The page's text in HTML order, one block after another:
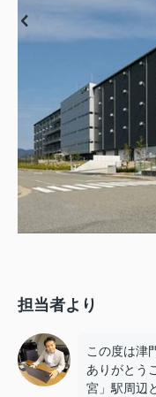
担当者より
この度は津
ありがとう
宮」駅周辺